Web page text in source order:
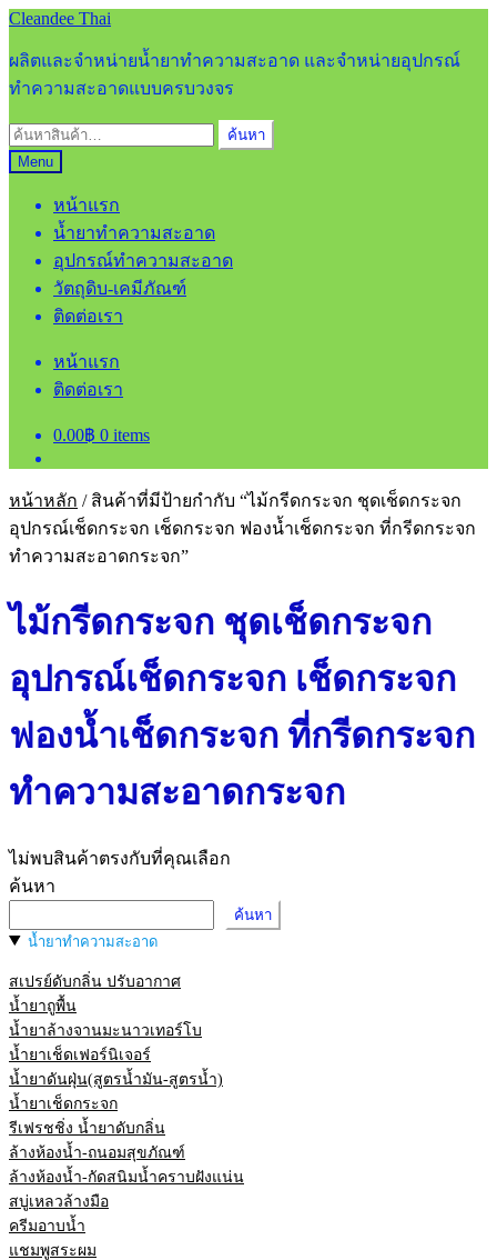
Skip
navigation
Skip
content
Cleandee Thai
ผลิตและจำหน่ายน้ำยาทำความสะอาด และจำหน่ายอุปกรณ์
ทำความสะอาดแบบครบวงจร
ค้นหา:
ค้นหา
Menu
หน้าแรก
น้ำยาทำความสะอาด
อุปกรณ์ทำความสะอาด
วัตถุดิบ-เคมีภัณฑ์
ติดต่อเรา
หน้าแรก
ติดต่อเรา
0.00฿ 0 items
หน้าหลัก / สินค้าที่มีป้ายกำกับ “ไม้กรีดกระจก ชุดเช็ดกระจก
อุปกรณ์เช็ดกระจก เช็ดกระจก ฟองน้ำเช็ดกระจก ที่กรีดกระจก
ทำความสะอาดกระจก”
ไม้กรีดกระจก ชุดเช็ดกระจก
อุปกรณ์เช็ดกระจก เช็ดกระจก
ฟองน้ำเช็ดกระจก ที่กรีดกระจก
ทำความสะอาดกระจก
ไม่พบสินค้าตรงกับที่คุณเลือก
ค้นหา
ค้นหา
น้ำยาทำความสะอาด
สเปรย์ดับกลิ่น ปรับอากาศ
น้ำยาถูพื้น
น้ำยาล้างจานมะนาวเทอร์โบ
น้ำยาเช็ดเฟอร์นิเจอร์
น้ำยาดันฝุ่น(สูตรน้ำมัน-สูตรน้ำ)
น้ำยาเช็ดกระจก
รีเฟรชชิ่ง น้ำยาดับกลิ่น
ล้างห้องน้ำ-ถนอมสุขภัณฑ์
ล้างห้องน้ำ-กัดสนิมน้ำคราบฝังแน่น
สบู่เหลวล้างมือ
ครีมอาบน้ำ
แชมพูสระผม